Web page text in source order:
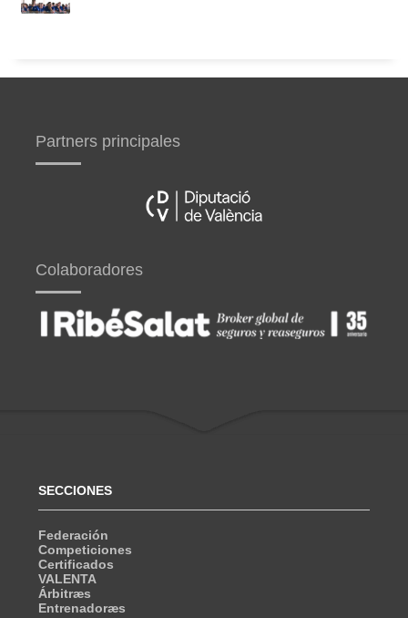
Partners principales
Colaboradores
SECCIONES
Federación
Competiciones
Certificados
VALENTA
Árbitræs
Entrenadoræs